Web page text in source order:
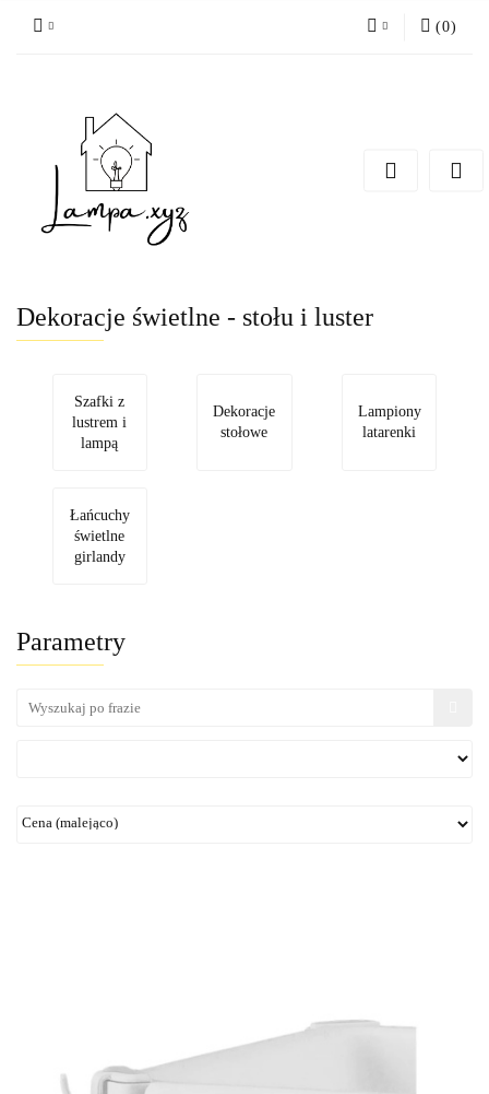
(0)
Dekoracje świetlne - stołu i luster
Szafki z
lustrem i
lampą
Dekoracje
stołowe
Lampiony
latarenki
Łańcuchy
świetlne
girlandy
Parametry